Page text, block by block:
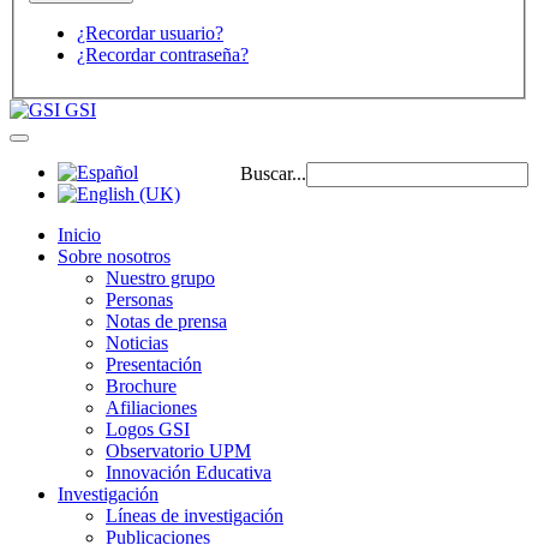
¿Recordar usuario?
¿Recordar contraseña?
GSI
Buscar...
Inicio
Sobre nosotros
Nuestro grupo
Personas
Notas de prensa
Noticias
Presentación
Brochure
Afiliaciones
Logos GSI
Observatorio UPM
Innovación Educativa
Investigación
Líneas de investigación
Publicaciones